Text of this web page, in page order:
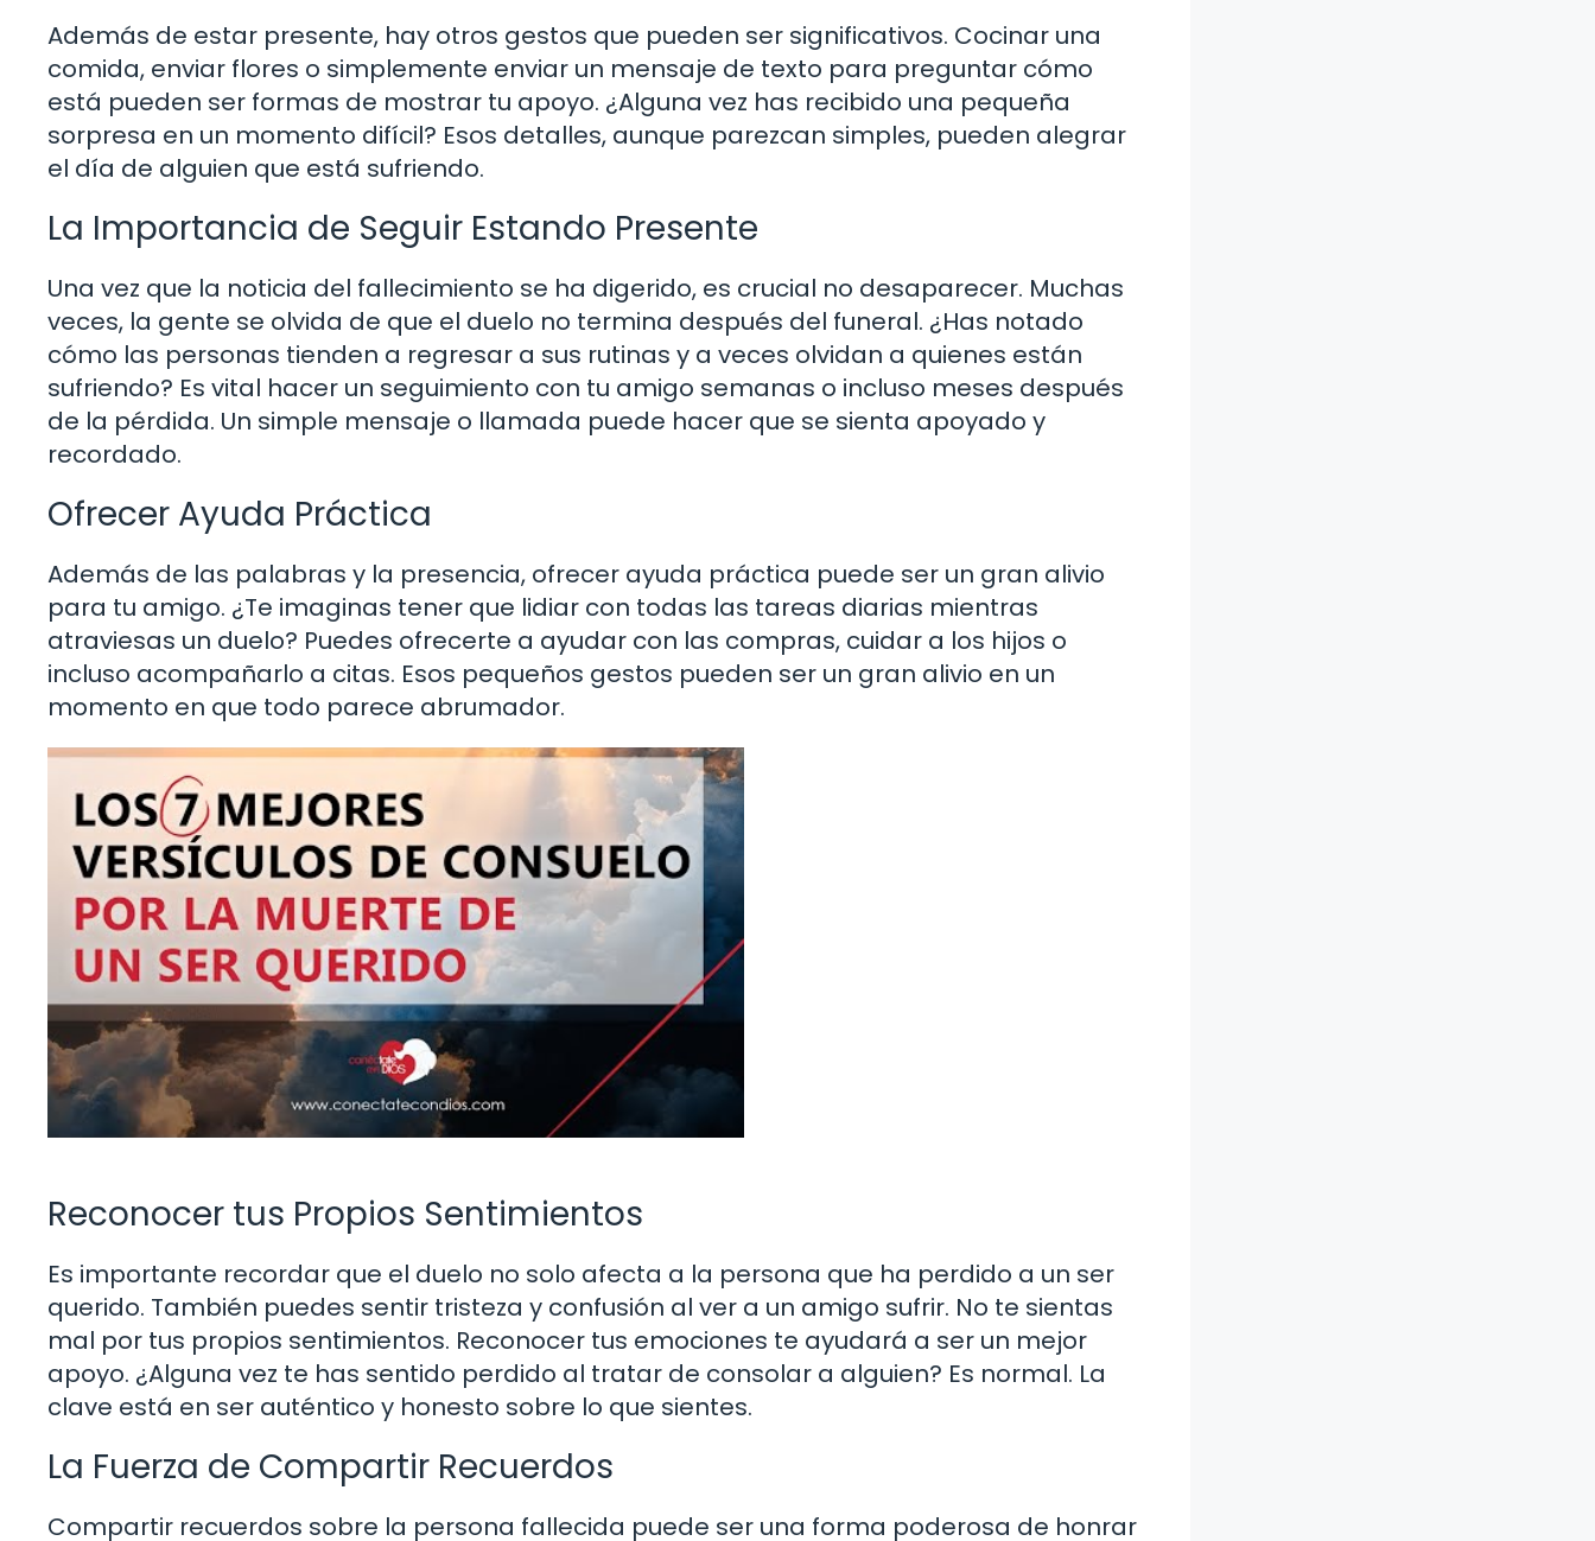
Además de estar presente, hay otros gestos que pueden ser significativos. Cocinar una
comida, enviar flores o simplemente enviar un mensaje de texto para preguntar cómo
está pueden ser formas de mostrar tu apoyo. ¿Alguna vez has recibido una pequeña
sorpresa en un momento difícil? Esos detalles, aunque parezcan simples, pueden alegrar
el día de alguien que está sufriendo.
La Importancia de Seguir Estando Presente
Una vez que la noticia del fallecimiento se ha digerido, es crucial no desaparecer. Muchas
veces, la gente se olvida de que el duelo no termina después del funeral. ¿Has notado
cómo las personas tienden a regresar a sus rutinas y a veces olvidan a quienes están
sufriendo? Es vital hacer un seguimiento con tu amigo semanas o incluso meses después
de la pérdida. Un simple mensaje o llamada puede hacer que se sienta apoyado y
recordado.
Ofrecer Ayuda Práctica
Además de las palabras y la presencia, ofrecer ayuda práctica puede ser un gran alivio
para tu amigo. ¿Te imaginas tener que lidiar con todas las tareas diarias mientras
atraviesas un duelo? Puedes ofrecerte a ayudar con las compras, cuidar a los hijos o
incluso acompañarlo a citas. Esos pequeños gestos pueden ser un gran alivio en un
momento en que todo parece abrumador.
Reconocer tus Propios Sentimientos
Es importante recordar que el duelo no solo afecta a la persona que ha perdido a un ser
querido. También puedes sentir tristeza y confusión al ver a un amigo sufrir. No te sientas
mal por tus propios sentimientos. Reconocer tus emociones te ayudará a ser un mejor
apoyo. ¿Alguna vez te has sentido perdido al tratar de consolar a alguien? Es normal. La
clave está en ser auténtico y honesto sobre lo que sientes.
La Fuerza de Compartir Recuerdos
Compartir recuerdos sobre la persona fallecida puede ser una forma poderosa de honrar